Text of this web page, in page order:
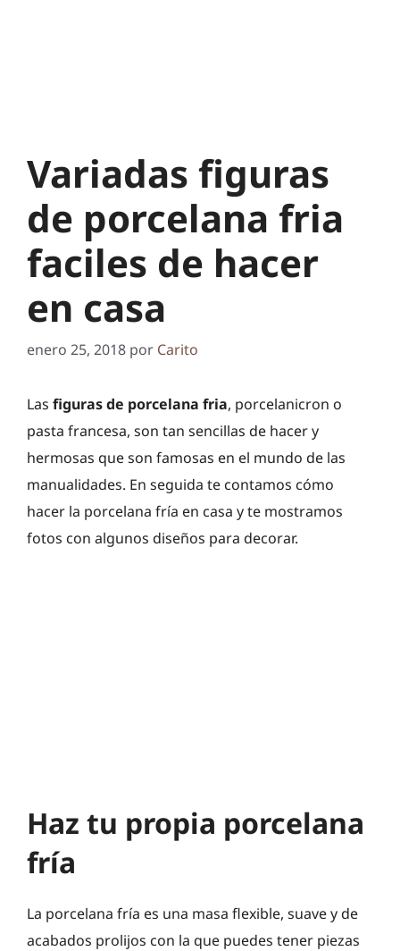
Variadas figuras
de porcelana fria
faciles de hacer
en casa
enero 25, 2018 por Carito
Las figuras de porcelana fria, porcelanicron o
pasta francesa, son tan sencillas de hacer y
hermosas que son famosas en el mundo de las
manualidades. En seguida te contamos cómo
hacer la porcelana fría en casa y te mostramos
fotos con algunos diseños para decorar.
Haz tu propia porcelana
fría
La porcelana fría es una masa flexible, suave y de
acabados prolijos con la que puedes tener piezas